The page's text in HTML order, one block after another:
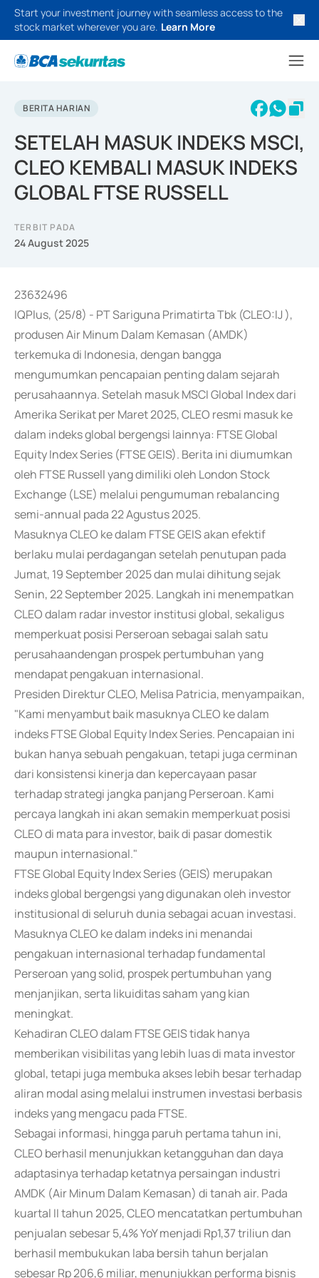
Start your investment journey with seamless access to the
stock market wherever you are. Learn More
BERITA HARIAN
SETELAH MASUK INDEKS MSCI,
CLEO KEMBALI MASUK INDEKS
GLOBAL FTSE RUSSELL
TERBIT PADA
24 August 2025
23632496
IQPlus, (25/8) - PT Sariguna Primatirta Tbk (CLEO:IJ ),
produsen Air Minum Dalam Kemasan (AMDK)
terkemuka di Indonesia, dengan bangga
mengumumkan pencapaian penting dalam sejarah
perusahaannya. Setelah masuk MSCI Global Index dari
Amerika Serikat per Maret 2025, CLEO resmi masuk ke
dalam indeks global bergengsi lainnya: FTSE Global
Equity Index Series (FTSE GEIS). Berita ini diumumkan
oleh FTSE Russell yang dimiliki oleh London Stock
Exchange (LSE) melalui pengumuman rebalancing
semi-annual pada 22 Agustus 2025.
Masuknya CLEO ke dalam FTSE GEIS akan efektif
berlaku mulai perdagangan setelah penutupan pada
Jumat, 19 September 2025 dan mulai dihitung sejak
Senin, 22 September 2025. Langkah ini menempatkan
CLEO dalam radar investor institusi global, sekaligus
memperkuat posisi Perseroan sebagai salah satu
perusahaandengan prospek pertumbuhan yang
mendapat pengakuan internasional.
Presiden Direktur CLEO, Melisa Patricia, menyampaikan,
"Kami menyambut baik masuknya CLEO ke dalam
indeks FTSE Global Equity Index Series. Pencapaian ini
bukan hanya sebuah pengakuan, tetapi juga cerminan
dari konsistensi kinerja dan kepercayaan pasar
terhadap strategi jangka panjang Perseroan. Kami
percaya langkah ini akan semakin memperkuat posisi
CLEO di mata para investor, baik di pasar domestik
maupun internasional."
FTSE Global Equity Index Series (GEIS) merupakan
indeks global bergengsi yang digunakan oleh investor
institusional di seluruh dunia sebagai acuan investasi.
Masuknya CLEO ke dalam indeks ini menandai
pengakuan internasional terhadap fundamental
Perseroan yang solid, prospek pertumbuhan yang
menjanjikan, serta likuiditas saham yang kian
meningkat.
Kehadiran CLEO dalam FTSE GEIS tidak hanya
memberikan visibilitas yang lebih luas di mata investor
global, tetapi juga membuka akses lebih besar terhadap
aliran modal asing melalui instrumen investasi berbasis
indeks yang mengacu pada FTSE.
Sebagai informasi, hingga paruh pertama tahun ini,
CLEO berhasil menunjukkan ketangguhan dan daya
adaptasinya terhadap ketatnya persaingan industri
AMDK (Air Minum Dalam Kemasan) di tanah air. Pada
kuartal II tahun 2025, CLEO mencatatkan pertumbuhan
penjualan sebesar 5,4% YoY menjadi Rp1,37 triliun dan
berhasil membukukan laba bersih tahun berjalan
sebesar Rp 206,6 miliar, menunjukkan performa bisnis